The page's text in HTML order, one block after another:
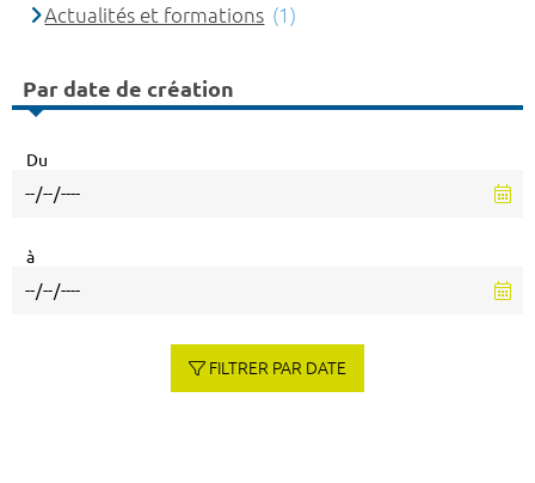
Actualités et formations (1)
Par date de création
Du
à
FILTRER PAR DATE